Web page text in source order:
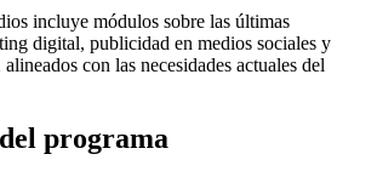
incluye módulos sobre las últimas
digital, publicidad en medios sociales y
con las necesidades actuales del
programa